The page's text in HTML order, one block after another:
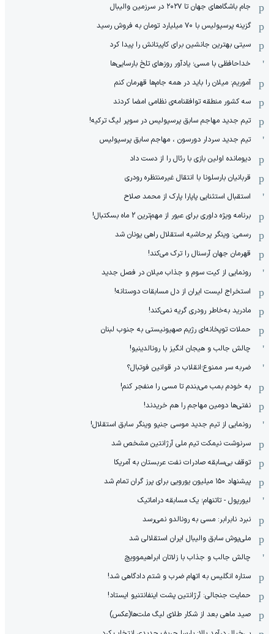
جام باشگاه‌های جهان تا ۲۰۲۷ در سرزمین والیبال
گزینه پرسپولیس با ۷۰ میلیارد تومان به فروش رسید
سیتی بهترین جانشین برای کاپیتانش را پیدا کرد
خداحافظی با مسی؛ یادآور روزهای تلخ بارسایی‌ها
آموریم: میلان را باید در همه جام‌ها قهرمان کنم
سه کشور منطقه توافقنامه‌ی نظامی امضا کردند
تیم جدید مهاجم سابق پرسپولیس در سوپر لیگ ترکیه!
تیم جدید سردار دورسون ، مهاجم سابق پرسپولیس
دیومانده اولین بازی با رئال را از دست داد
قربانیان بارسلونا با انتقال غیرمنتظره رودری
استقبال استثنایی پاپارا پارک از محمد صلاح
برنامه ویژه داوری برای عبور از مهم‌ترین 2 ماه بسکتبال!
رسمی: وینگر پرحاشیه استقلال راهی یونان شد
قهرمان جهان آرسنال را ترک می‌کند!
رونمایی از کیت سوم و جذاب میلان در فصل جدید
استخراج لیست ایران از دل مسابقات دوستانه!
مادرید به‌خاطر رودری گریه نمی‌کند!
حملات توپخانه‌ای رژیم صهیونیستی به جنوب لبنان
چالش جالب و هیجان انگیز با رونالدینیو!
ضربه سر ممنوع؛انقلاب در قوانین فوتبال؟
به خودم بمب می‌بندم تا مسی را منفجر کنم!
نفتی‌ها دومین مهاجم را هم خریدند!
رونمایی از تیم جدید موسی جنپو وینگر سابق استقلال!
سرنوشت نیمکت تیم ملی آرژانتین مشخص شد
توقف بی‌سابقه صادرات نفت عربستان به آمریکا
پیشنهاد ۱۵۰ میلیون یورویی برای پرز گران تمام شد
لیورپول - تاتنهام؛ یک مسابقه دراماتیک
نبرد نابرابر: مسی به رونالدو نمی‌رسد
ملی‌پوش سابق والیبال ایران استقلالی شد
چالش جالب و جذاب با زلاتان ابراهیموویچ
ستاره انگلیس به اتهام ضرب و شتم دادگاهی شد!
حمایت جنجالی: آرژانتین پشت اینفانتنیو ایستاد!
صید ماهی بعد از شکار طلای لیگ ملت‌ها(عکس)